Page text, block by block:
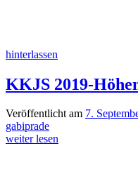
hinterlassen
KKJS 2019-
Veröffentlicht am 7.
gabiprade
weiter lesen